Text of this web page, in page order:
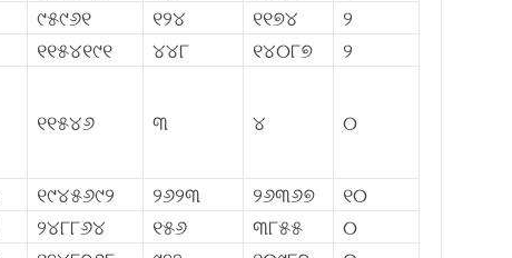
୯୫୯୬୧ ୧୨୪ ୧୧୭୪
୨
୧୧୫୪୧୯୧ ୪୪୮ ୧୪୦୮୭ ୨
୧୧୫୪୬ ୩ ୪ ୦
୧୯୪୫୬୯୨ ୨୬୨୩ ୨୬୩୬୭
୧୦
୨୪୮୮୬୪ ୧୫୬ ୩୮୫୫
୦